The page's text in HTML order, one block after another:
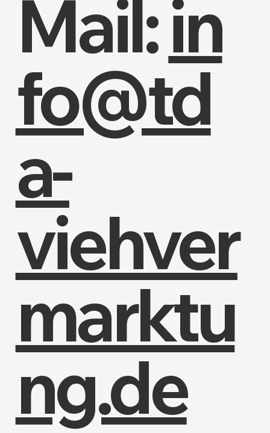
Mail:in
fo@td
a-
viehver
marktu
ng.de